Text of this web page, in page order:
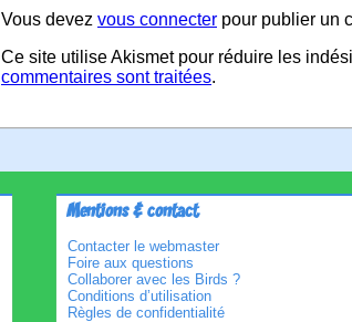
Vous devez vous connecter pour publier un
Ce site utilise Akismet pour réduire les
commentaires sont traitées.
Mentions & contact
Contacter le webmaster
Foire aux questions
Collaborer avec les Birds ?
Conditions d’utilisation
Règles de confidentialité